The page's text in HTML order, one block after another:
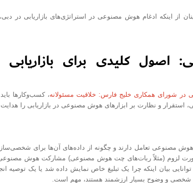
از اینکه ادغام هوش مصنوعی در استراتژی‌های بازاریابی در
اصول کلیدی برای
در شورای همکاری خلیج فارس: خلاقیت مسئولانه، کسب‌وکارها
و نظارت بر ابزارهای هوش مصنوعی در بازاریابی را
هوش مصنوعی تعامل دارند و چگونه از داده‌های آن‌ها برای
صورت لزوم (مثلاً ربات‌های چت هوش مصنوعی) مشارکت هوش
بیان اینکه چرا یک تبلیغ خاص نمایش داده شد یا یک توصیه
شخصی و وضوح بسیار ارزشمند هستند، مهم است.